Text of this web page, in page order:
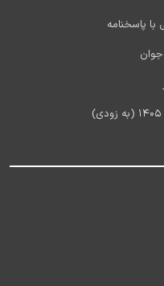
با پاسخنامه